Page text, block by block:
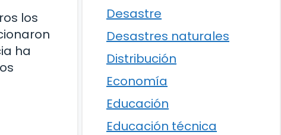
los
ha
Desastre
Desastres naturales
Distribución
Economía
Educación
Educación técnica